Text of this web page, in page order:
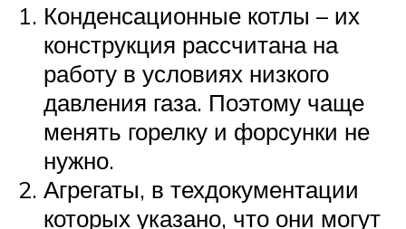
Конденсационные котлы – их
конструкция рассчитана на
работу в условиях низкого
давления газа. Поэтому чаще
менять горелку и форсунки не
нужно.
Агрегаты, в техдокументации
которых указано, что они могут